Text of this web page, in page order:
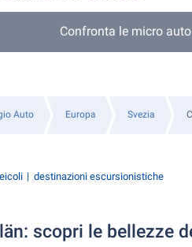
Confronta le micro auto
Auto Europa Svezia
destinazioni escursionistiche
scopri le bellezze